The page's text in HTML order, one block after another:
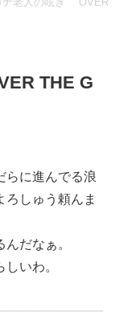
THE G
らに進んでる浪
しゅう頼んま
だなぁ。
いわ。